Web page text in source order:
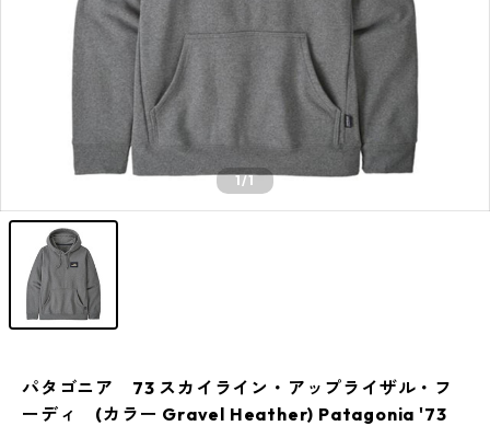
1/1
パタゴニア 73 スカイライン・アップライザル・フ
ーディ (カラー Gravel Heather) Patagonia '73